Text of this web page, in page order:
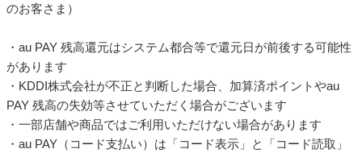
のお客さま）
・au PAY 残高還元はシステム都合等で還元日が前後する可能性
があります
・KDDI株式会社が不正と判断した場合、加算済ポイントやau
PAY 残高の失効等させていただく場合がございます
・一部店舗や商品ではご利用いただけない場合があります
・au PAY（コード支払い）は「コード表示」と「コード読取」